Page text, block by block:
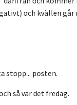
och kvällen går
stopp... posten.
så var det fredag.